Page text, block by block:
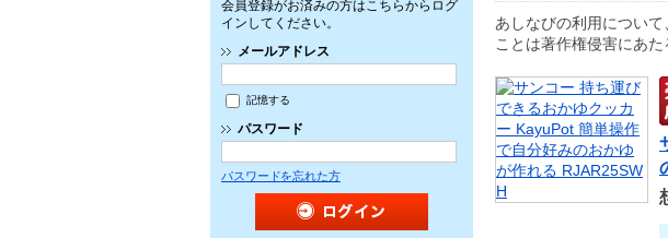
会員登録がお済みの方はこちらからログ
インしてください。
メールアドレス
記憶する
パスワード
パスワードを忘れた方
あしなびの利用につい
ことは著作権侵害にあた